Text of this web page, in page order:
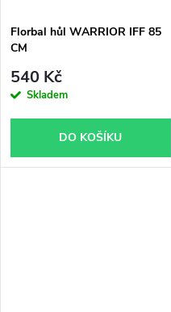
ů
Florbal hůl WARRIOR IFF 85
CM
540 Kč
Skladem
DO KOŠÍKU